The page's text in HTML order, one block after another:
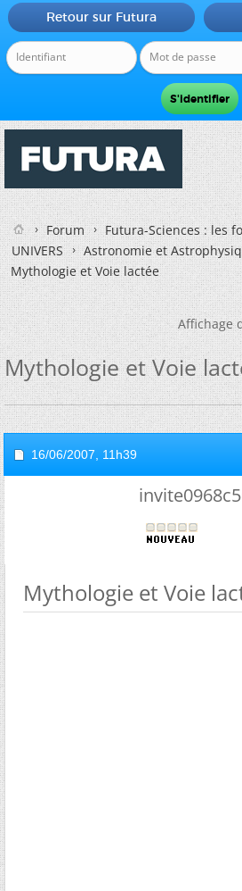
Retour sur Futura
Forum
Futura-Sciences : les
UNIVERS
Astronomie et
Mythologie et Voie lactée
Affichage
Mythologie et Voie
16/06/2007, 11h39
Mythologie et Voie